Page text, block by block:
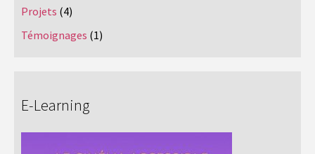
Projets (4)
Témoignages (1)
E-Learning